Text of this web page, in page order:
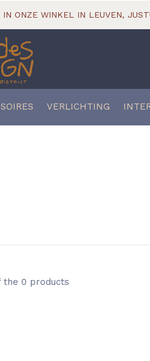
VERLICHTING
ONZE WINKEL IN LEUVEN,
the 0 products